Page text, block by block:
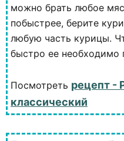
можно брать любое
побыстрее, берите
любую часть курицы.
быстро ее необходимо
Посмотреть рецепт -
классический